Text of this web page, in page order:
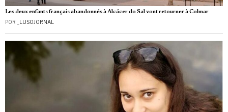
Les deux enfants français abandonnés à Alcácer do Sal vont retourner à Colmar
POR _LUSOJORNAL